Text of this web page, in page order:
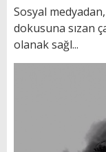
Sosyal
dokusuna sızan
olanak sağl...